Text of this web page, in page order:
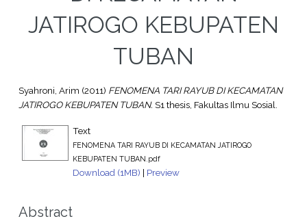
JATIROGO KEBUPATEN
TUBAN
Syahroni, Arim (2011) FENOMENA TARI RAYUB DI KECAMATAN
JATIROGO KEBUPATEN TUBAN. S1 thesis, Fakultas Ilmu Sosial.
Text
FENOMENA TARI RAYUB DI KECAMATAN JATIROGO
KEBUPATEN TUBAN.pdf
Download (1MB) | Preview
Abstract